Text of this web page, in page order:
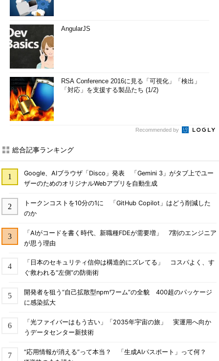
AngularJS
RSA Conference 2016に見る「可視化」「検出」
「対応」を支援する製品たち (1/2)
Recommended by
総合記事ランキング
Google、AIブラウザ「Disco」発表 「Gemini 3」がタブ上でユー
ザーのためのオリジナルWebアプリを自動生成
トークンコストを10分の1に 「GitHub Copilot」はどう削減した
のか
「AIがコードを書く時代、新職種FDEが需要増」 7割のエンジニア
が思う理由
「日本のセキュリティ信仰は構造的にズレてる」 コスパよく、す
ぐ救われる“左側”の防衛術
開発者を狙う“自己拡散型npmワーム”の全貌 400超のパッケージ
に感染拡大
「光ファイバーはもう古い」「2035年宇宙の旅」 実運用へ向か
うデータセンター新技術
“応用情報が消える”って本当？ 「生成AIパスポート」って何？